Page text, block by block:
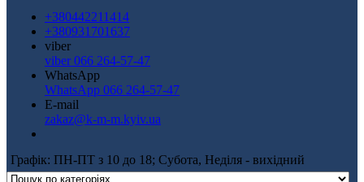
+380442211414
+380931701637
viber
viber 066 264-57-47
WhatsApp
WhatsApp 066 264-57-47
E-mail
zakaz@k-m-m.kyiv.ua
Графік: ПН-ПТ з 10 до 18; Субота, Неділя - вихідний